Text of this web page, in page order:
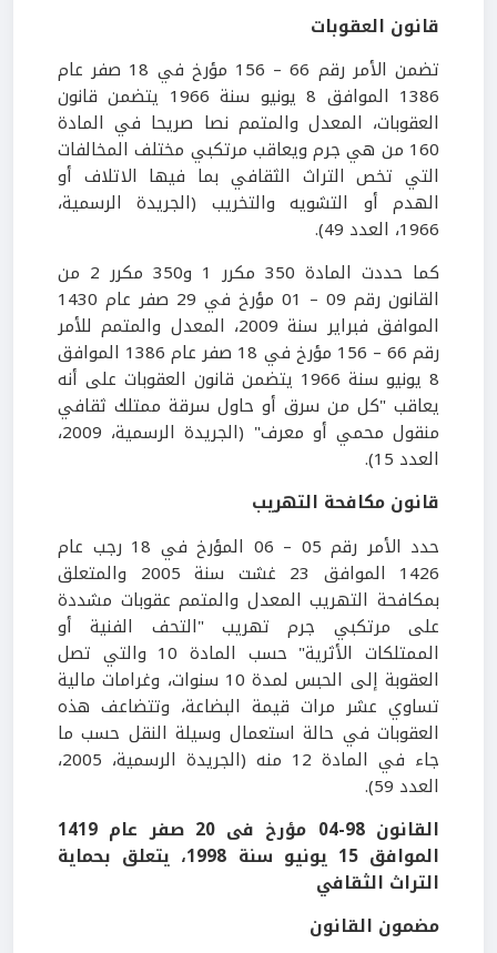
قانون العقوبات
تضمن الأمر رقم 66 – 156 مؤرخ في 18 صفر عام
1386 الموافق 8 يونيو سنة 1966 يتضمن قانون
العقوبات، المعدل والمتمم نصا صريحا في المادة
160 من هي جرم ويعاقب مرتكبي مختلف المخالفات
التي تخص التراث الثقافي بما فيها الاتلاف أو
الهدم أو التشويه والتخريب (الجريدة الرسمية،
1966، العدد 49).
كما حددت المادة 350 مكرر 1 و350 مكرر 2 من
القانون رقم 09 – 01 مؤرخ في 29 صفر عام 1430
الموافق فبراير سنة 2009، المعدل والمتمم للأمر
رقم 66 – 156 مؤرخ في 18 صفر عام 1386 الموافق
8 يونيو سنة 1966 يتضمن قانون العقوبات على أنه
يعاقب "كل من سرق أو حاول سرقة ممتلك ثقافي
منقول محمي أو معرف" (الجريدة الرسمية، 2009،
العدد 15).
قانون مكافحة التهريب
حدد الأمر رقم 05 – 06 المؤرخ في 18 رجب عام
1426 الموافق 23 غشت سنة 2005 والمتعلق
بمكافحة التهريب المعدل والمتمم عقوبات مشددة
على مرتكبي جرم تهريب "التحف الفنية أو
الممتلكات الأثرية" حسب المادة 10 والتي تصل
العقوبة إلى الحبس لمدة 10 سنوات، وغرامات مالية
تساوي عشر مرات قيمة البضاعة، وتتضاعف هذه
العقوبات في حالة استعمال وسيلة النقل حسب ما
جاء في المادة 12 منه (الجريدة الرسمية، 2005،
العدد 59).
القانون 98-04 مؤرخ فى 20 صفر عام 1419
الموافق 15 يونيو سنة 1998، يتعلق بحماية
التراث الثقافي
مضمون القانون